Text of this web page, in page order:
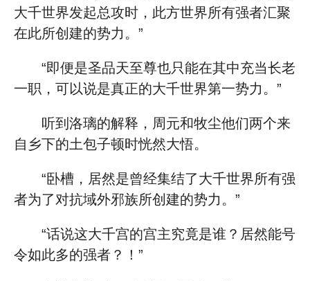
大千世界发起总攻时，此方世界所有强者汇聚
在此所创建的势力。”
“即便是圣品天至尊也只能在其中充当长老
一职，可以说是真正的大千世界第一势力。”
听到洛璃的解释，周元和牧尘他们两个来
自乡下的土包子顿时恍然大悟。
“卧槽，居然是曾经集结了大千世界所有强
者为了对抗域外邪族所创建的势力。”
“话说这大千宫的宫主究竟是谁？居然能号
令如此多的强者？！”